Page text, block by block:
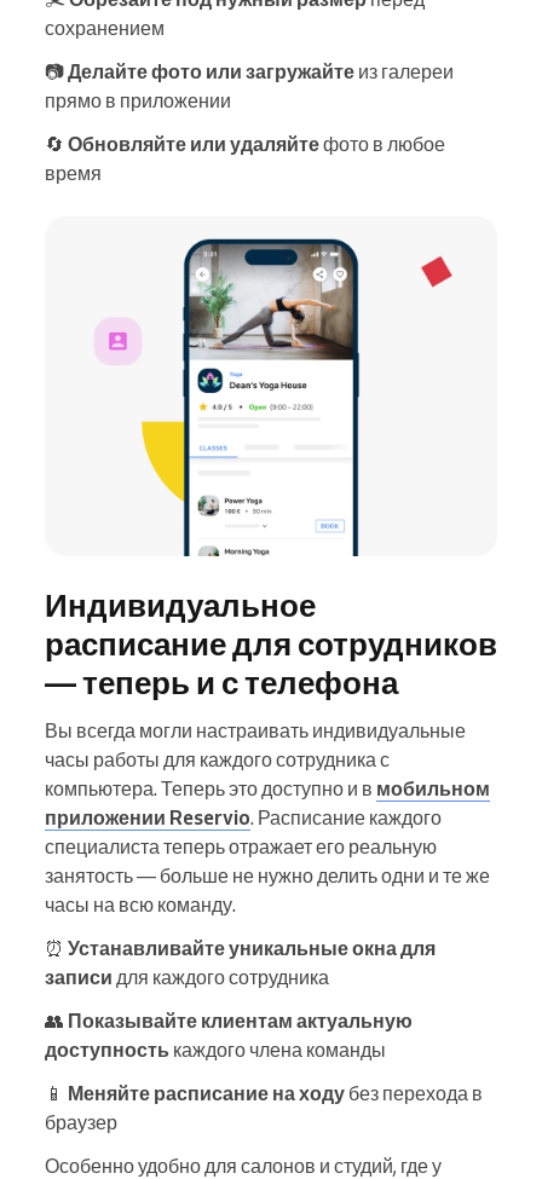
сохранением
📷Делайте фото или загружайте из галереи
прямо в приложении
🔄 Обновляйте или удаляйтефото в любое
время
Индивидуальное
расписание для сотрудников
— теперь и с телефона
Вы всегда могли настраивать индивидуальные
часы работы для каждого сотрудника с
компьютера. Теперь это доступно и в мобильном
приложении Reservio. Расписание каждого
специалиста теперь отражает его реальную
занятость — больше не нужно делить одни и те же
часы на всю команду.
⏰ Устанавливайте уникальные окна для
записи для каждого сотрудника
👥 Показывайте клиентам актуальную
доступность каждого члена команды
📱 Меняйте расписание на ходу без перехода в
браузер
Особенно удобно для салонов и студий, где у